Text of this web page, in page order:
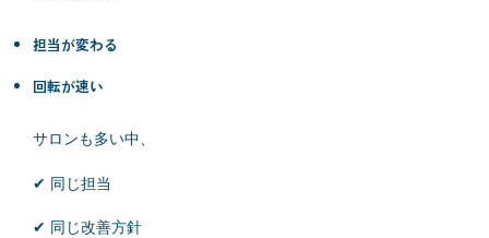
担当が変わる
回転が速い
サロンも多い中、
✔ 同じ担当
✔ 同じ改善方針